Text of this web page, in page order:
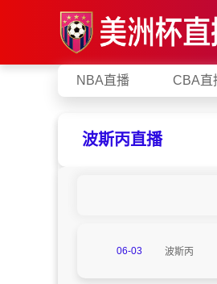
NBA直播 CBA直
波斯丙直播
06-03 波斯丙